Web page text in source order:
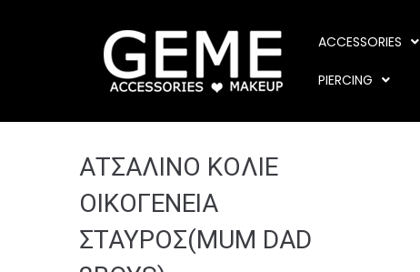
ACCESSORIES
PIERCING
ΑΤΣΑΛΙΝΟ ΚΟΛΙΕ
ΟΙΚΟΓΕΝΕΙΑ
ΣΤΑΥΡΟΣ(MUM DAD